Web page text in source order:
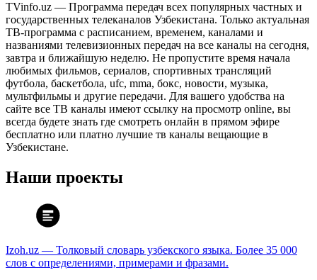
TVinfo.uz — Программа передач всех популярных частных и
государственных телеканалов Узбекистана. Только актуальная
ТВ-программа с расписанием, временем, каналами и
названиями телевизионных передач на все каналы на сегодня,
завтра и ближайшую неделю. Не пропустите время начала
любимых фильмов, сериалов, спортивных трансляций
футбола, баскетбола, ufc, mma, бокс, новости, музыка,
мультфильмы и другие передачи. Для вашего удобства на
сайте все ТВ каналы имеют ссылку на просмотр online, вы
всегда будете знать где смотреть онлайн в прямом эфире
бесплатно или платно лучшие тв каналы вещающие в
Узбекистане.
Наши проекты
Izoh.uz — Толковый словарь узбекского языка. Более 35 000
слов с определениями, примерами и фразами.